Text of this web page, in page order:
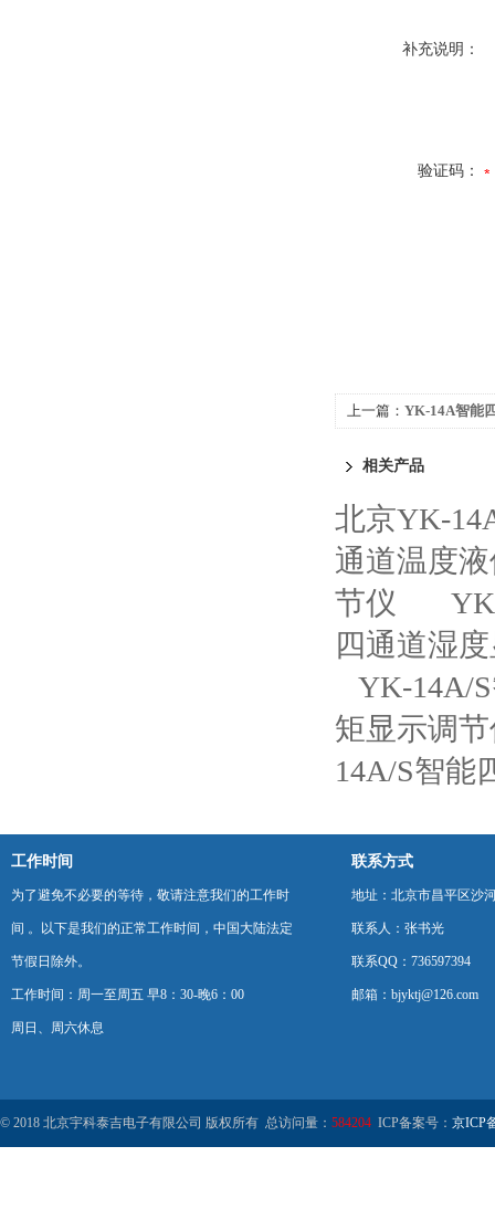
补充说明：
验证码：
上一篇： YK-14A智能
相关产品
北京YK-
通道温度
节仪
四通道湿
YK-14A/
矩显示调
14A/S智能
工作时间
为了避免不必要的等待，敬请注意我们的工作时
间 。以下是我们的正常工作时间，中国大陆法定
节假日除外。
工作时间：周一至周五 早8：30-晚6：00
周日、周六休息
联系方式
地址：北京市昌平区沙
联系人：张书光
联系QQ：736597394
邮箱：bjyktj@126.com
© 2018 北京宇科泰吉电子有限公司 版权所有 总访问量： 584204 ICP备案号： 京ICP